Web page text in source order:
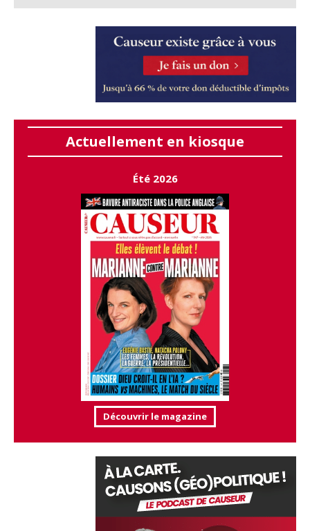
Actuellement en kiosque
Été 2026
Découvrir le magazine